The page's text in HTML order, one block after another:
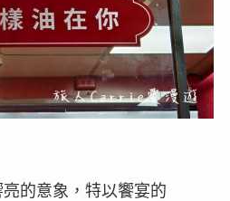
的意象，特以饗宴的